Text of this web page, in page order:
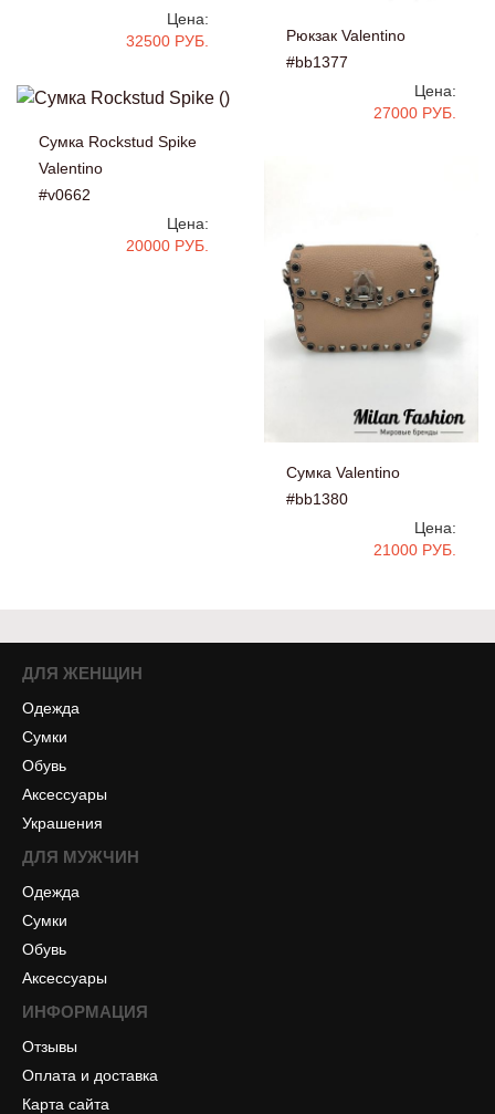
Цена:
32500 РУБ.
Рюкзак Valentino
#bb1377
Цена:
27000 РУБ.
Сумка Rockstud Spike
Valentino
#v0662
Цена:
20000 РУБ.
Сумка Valentino
#bb1380
Цена:
21000 РУБ.
ДЛЯ ЖЕНЩИН
Одежда
Сумки
Обувь
Аксессуары
Украшения
ДЛЯ МУЖЧИН
Одежда
Сумки
Обувь
Аксессуары
ИНФОРМАЦИЯ
Отзывы
Оплата и доставка
Карта сайта